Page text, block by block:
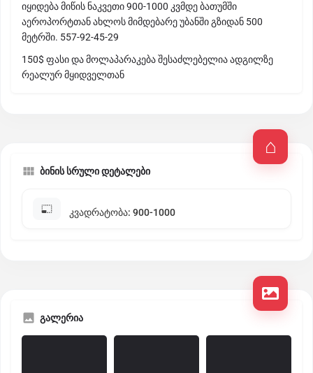
იყიდება მიწის ნაკვეთი 900-1000 კვმდე ბათუმში
აეროპორტთან ახლოს მიმდებარე უბანში გზიდან 500
მეტრში. 557-92-45-29
150$ ფასი და მოლაპარაკება შესაძლებელია ადგილზე
რეალურ მყიდველთან
ბინის სრული დეტალები
კვადრატობა: 900-1000
გალერია